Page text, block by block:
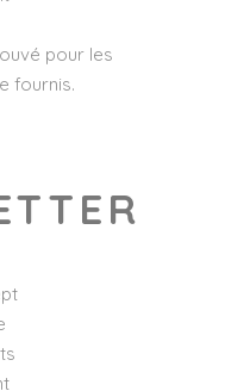
pour les
fournis.